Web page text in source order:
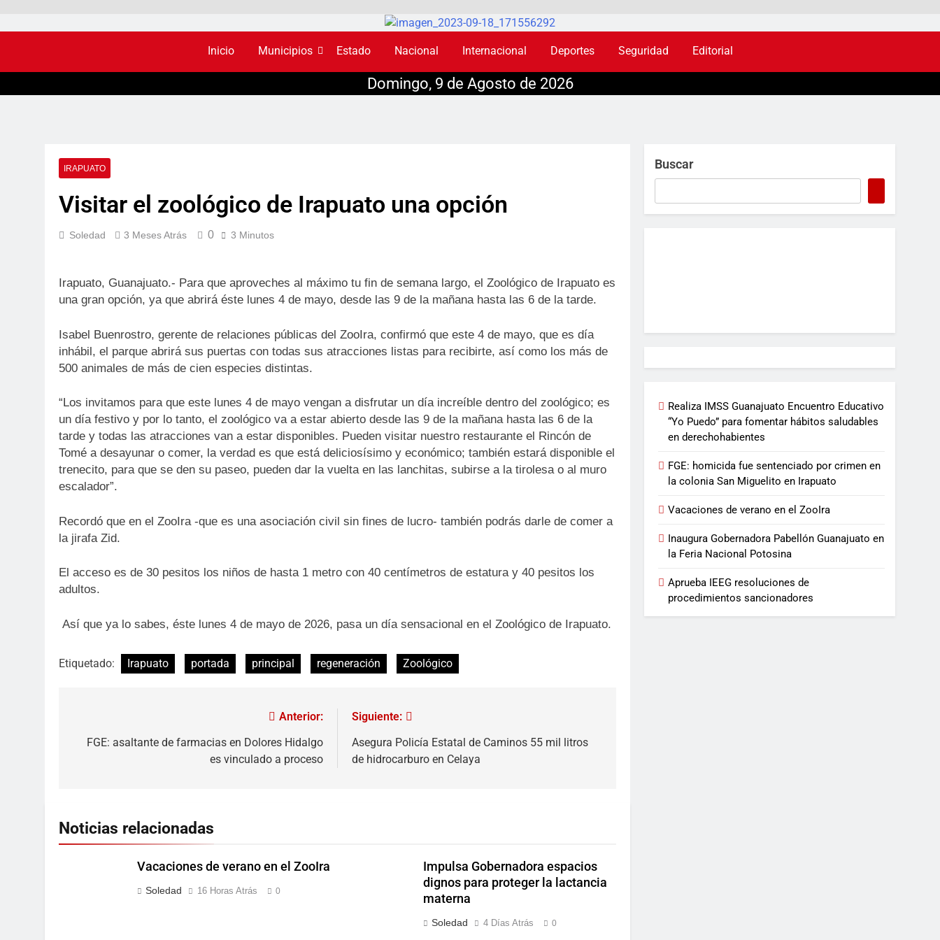
Inicio Municipios Estado Nacional Internacional Deportes Seguridad Editorial
Domingo, 9 de Agosto de 2026
IRAPUATO
Visitar el zoológico de Irapuato una opción
Soledad 3 Meses Atrás 0 3 Minutos
Irapuato, Guanajuato.- Para que aproveches al máximo tu fin de semana largo, el Zoológico de Irapuato es
una gran opción, ya que abrirá éste lunes 4 de mayo, desde las 9 de la mañana hasta las 6 de la tarde.
Isabel Buenrostro, gerente de relaciones públicas del ZooIra, confirmó que este 4 de mayo, que es día
inhábil, el parque abrirá sus puertas con todas sus atracciones listas para recibirte, así como los más de
500 animales de más de cien especies distintas.
“Los invitamos para que este lunes 4 de mayo vengan a disfrutar un día increíble dentro del zoológico; es
un día festivo y por lo tanto, el zoológico va a estar abierto desde las 9 de la mañana hasta las 6 de la
tarde y todas las atracciones van a estar disponibles. Pueden visitar nuestro restaurante el Rincón de
Tomé a desayunar o comer, la verdad es que está deliciosísimo y económico; también estará disponible el
trenecito, para que se den su paseo, pueden dar la vuelta en las lanchitas, subirse a la tirolesa o al muro
escalador”.
Recordó que en el ZooIra -que es una asociación civil sin fines de lucro- también podrás darle de comer a
la jirafa Zid.
El acceso es de 30 pesitos los niños de hasta 1 metro con 40 centímetros de estatura y 40 pesitos los
adultos.
Así que ya lo sabes, éste lunes 4 de mayo de 2026, pasa un día sensacional en el Zoológico de Irapuato.
Etiquetado: Irapuato portada principal regeneración Zoológico
Anterior:
FGE: asaltante de farmacias en Dolores Hidalgo
es vinculado a proceso
Siguiente:
Asegura Policía Estatal de Caminos 55 mil litros
de hidrocarburo en Celaya
Noticias relacionadas
Vacaciones de verano en el ZooIra
Soledad 16 Horas Atrás 0
Impulsa Gobernadora espacios
dignos para proteger la lactancia
materna
Soledad 4 Días Atrás 0
Buscar
Realiza IMSS Guanajuato Encuentro Educativo
“Yo Puedo” para fomentar hábitos saludables
en derechohabientes
FGE: homicida fue sentenciado por crimen en
la colonia San Miguelito en Irapuato
Vacaciones de verano en el ZooIra
Inaugura Gobernadora Pabellón Guanajuato en
la Feria Nacional Potosina
Aprueba IEEG resoluciones de
procedimientos sancionadores